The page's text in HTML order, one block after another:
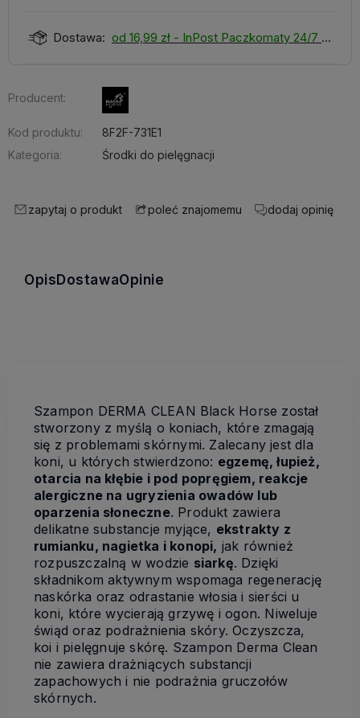
Dostawa: od 16,99 zł - InPost Paczkomaty 24/7
Producent:
Kod produktu:
8F2F-731E1
Kategoria:
Środki do pielęgnacji
zapytaj o produkt poleć znajomemu dodaj opinię
OpisDostawaOpinie
Szampon DERMA CLEAN Black Horse został
stworzony z myślą o koniach, które zmagają
się z problemami skórnymi. Zalecany jest dla
koni, u których stwierdzono: egzemę, łupież,
otarcia na kłębie i pod popręgiem, reakcje
alergiczne na ugryzienia owadów lub
oparzenia słoneczne. Produkt zawiera
delikatne substancje myjące, ekstrakty z
rumianku, nagietka i konopi, jak również
rozpuszczalną w wodzie siarkę. Dzięki
składnikom aktywnym wspomaga regenerację
naskórka oraz odrastanie włosia i sierści u
koni, które wycierają grzywę i ogon. Niweluje
świąd oraz podrażnienia skóry. Oczyszcza,
koi i pielęgnuje skórę. Szampon Derma Clean
nie zawiera drażniących substancji
zapachowych i nie podrażnia gruczołów
skórnych.